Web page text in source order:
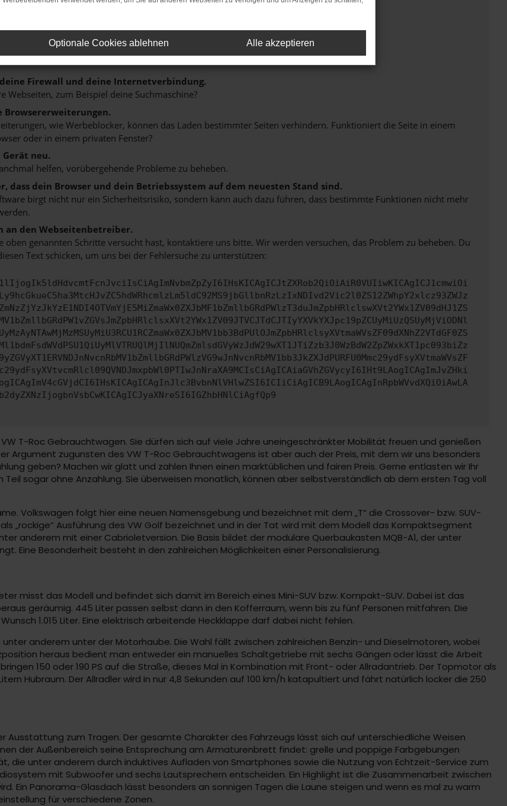
NETWORK ERROR
Fehler aufgetreten.
Tipps, die dir helfen können:
Firewall und deine Internetverbindung.
Webseiten, zum Beispiel deine Suchmaschine?
Browsererweiterungen.
wie Werbeblocker, können das Laden bestimmter Seiten verhindern. Funktioniert die Seite in einem
oder in einem privaten Fenster?
neu.
helfen, vorübergehende Probleme zu beheben.
dass dein Browser und dein Betriebssystem auf dem neuesten Stand sind.
birgt nicht nur ein Sicherheitsrisiko, sondern kann auch dazu führen, dass bestimmte Funktionen nicht mehr
an den Webseitenbetreiber.
oben genannten Schritte versucht hast, kontaktiere uns bitte. Wir werden versuchen, das Problem zu beheben. Du
Text schicken, um uns bei der Fehlersuche zu unterstützen:
T-Roc Gebrauchtwagen. Sie dürfen sich auf viele Jahre uneingeschränkter Mobilität freuen und genießen
Argument zugunsten des VW T-Roc Gebrauchtwagens ist aber auch der Preis, mit dem wir uns besonders
geben? Machen wir glatt und zahlen Ihnen einen marktüblichen und fairen Preis. Gerne entlasten wir Ihr
sogar ohne Anzahlung. Sie überweisen monatlich, können aber selbstverständlich ab dem ersten Tag voll
Volkswagen folgt hier eine neuen Namensgebung und bezeichnet mit dem „T“ die Crossover- bzw. SUV-
„rockige“ Ausführung des VW Golf bezeichnet und in der Tat wird mit dem Modell das Kompaktsegment
anderem mit einer Cabrioletversion. Die Basis bildet der modulare Querbaukasten MQB-A1, der unter
Eine Besonderheit besteht in den zahlreichen Möglichkeiten einer Personalisierung.
misst das Modell und befindet sich damit im Bereich eines Mini-SUV bzw. Kompakt-SUV. Dabei ist das
geräumig. 445 Liter passen selbst dann in den Kofferraum, wenn bis zu fünf Personen mitfahren. Die
1.015 Liter. Eine elektrisch arbeitende Heckklappe darf dabei nicht fehlen.
anderem unter der Motorhaube. Die Wahl fällt zwischen zahlreichen Benzin- und Dieselmotoren, wobei
heraus bedient man entweder ein manuelles Schaltgetriebe mit sechs Gängen oder lässt die Arbeit
150 oder 190 PS auf die Straße, dieses Mal in Kombination mit Front- oder Allradantrieb. Der Topmotor als
Hubraum. Der Allradler wird in nur 4,8 Sekunden auf 100 km/h katapultiert und fährt natürlich locker die 250
Ausstattung zum Tragen. Der gesamte Charakter des Fahrzeugs lässt sich auf unterschiedliche Weisen
der Außenbereich seine Entsprechung am Armaturenbrett findet: grelle und poppige Farbgebungen
die unter anderem durch induktives Aufladen von Smartphones sowie die Nutzung von Echtzeit-Service zum
mit Subwoofer und sechs Lautsprechern entscheiden. Ein Highlight ist die Zusammenarbeit zwischen
Ein Panorama-Glasdach lässt besonders an sonnigen Tagen die Laune steigen und wenn es mal zu warm
für verschiedene Zonen.
Optionale Cookies ablehnen Alle akzeptieren